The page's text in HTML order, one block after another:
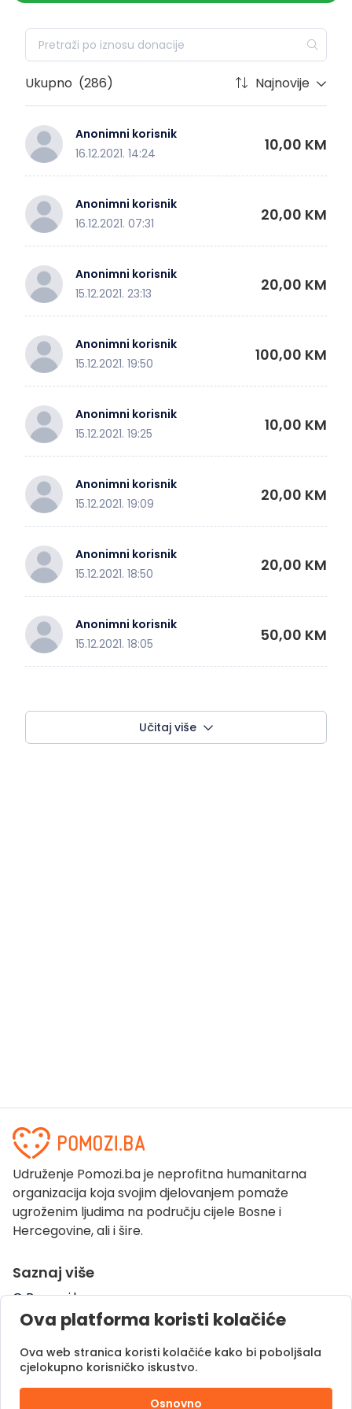
Ukupno (286) Najnovije
Anonimni korisnik
16.12.2021. 14:24
10,00 KM
Anonimni korisnik
16.12.2021. 07:31
20,00 KM
Anonimni korisnik
15.12.2021. 23:13
20,00 KM
Anonimni korisnik
15.12.2021. 19:50
100,00 KM
Anonimni korisnik
15.12.2021. 19:25
10,00 KM
Anonimni korisnik
15.12.2021. 19:09
20,00 KM
Anonimni korisnik
15.12.2021. 18:50
20,00 KM
Anonimni korisnik
15.12.2021. 18:05
50,00 KM
Učitaj više
Udruženje Pomozi.ba je neprofitna humanitarna
organizacija koja svojim djelovanjem pomaže
ugroženim ljudima na području cijele Bosne i
Hercegovine, ali i šire.
Saznaj više
O Pomozi.ba
Pogledaj kampanje
Naše uspješne priče
Pomozi.ba Novosti
Kontaktirajte nas
Ova platforma koristi kolačiće
Ova web stranica koristi kolačiće kako bi poboljšala
cjelokupno korisničko iskustvo.
Osnovno